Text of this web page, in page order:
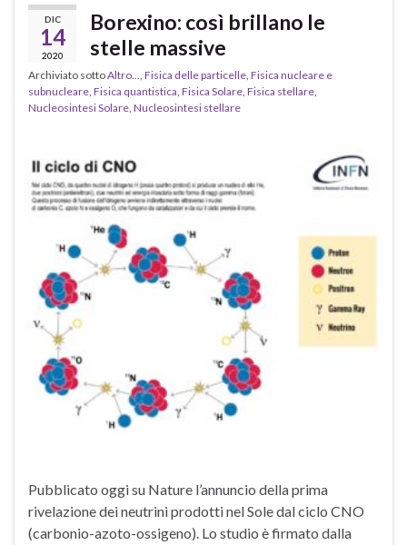
DIC
14
2020
Borexino: così brillano le
stelle massive
Archiviato sottoAltro..., Fisica delle particelle, Fisica nucleare e
subnucleare, Fisica quantistica, Fisica Solare, Fisica stellare,
Nucleosintesi Solare, Nucleosintesi stellare
Pubblicato oggi su Nature l’annuncio della prima
rivelazione dei neutrini prodotti nel Sole dal ciclo CNO
(carbonio-azoto-ossigeno). Lo studio è firmato dalla